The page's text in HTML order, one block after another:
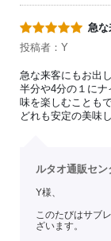
急な
投稿者：Y
急な来客にもお出
半分や4分の１に
味を楽しむことも
どれも安定の美味
ルタオ通販セ
Y様、
このたびはサブ
ざいます。